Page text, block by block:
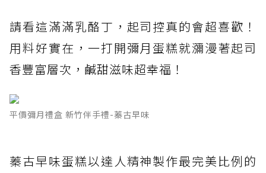
請看這滿滿乳酪丁，起司控真的會超喜歡！
用料好實在，一打開彌月蛋糕就瀰漫著起司
香豐富層次，鹹甜滋味超幸福！
平價彌月禮盒 新竹伴手禮-蓁古早味
蓁古早味蛋糕以達人精神製作最完美比例的